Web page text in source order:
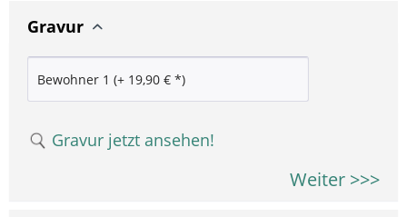
Gravur
Gravur jetzt ansehen!
Weiter >>>